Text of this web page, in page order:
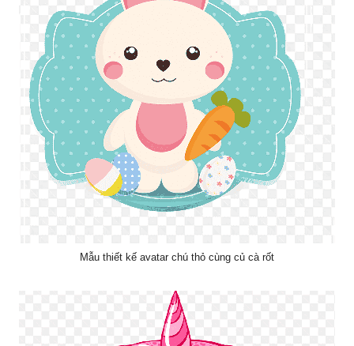
Mẫu thiết kế avatar chú thỏ cùng củ cà rốt